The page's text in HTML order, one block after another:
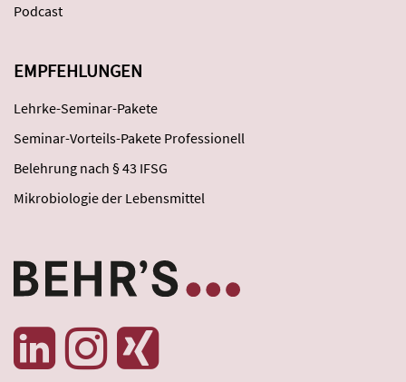
Podcast
EMPFEHLUNGEN
Lehrke-Seminar-Pakete
Seminar-Vorteils-Pakete Professionell
Belehrung nach § 43 IFSG
Mikrobiologie der Lebensmittel